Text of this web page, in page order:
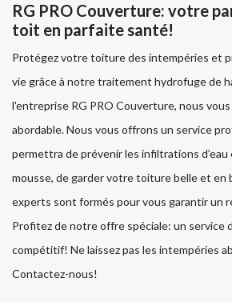
RG PRO Couverture: votre
toit en parfaite santé!
Protégez votre toiture des intempéries et
vie grâce à notre traitement hydrofuge de
l'entreprise RG PRO Couverture, nous
abordable. Nous vous offrons un service
permettra de prévenir les infiltrations
mousse, de garder votre toiture belle et en
experts sont formés pour vous garantir un
Profitez de notre offre spéciale: un service
compétitif! Ne laissez pas les intempéries
Contactez-nous!